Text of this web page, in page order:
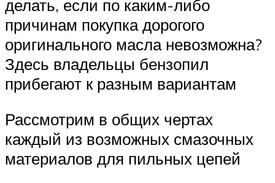
делать, если по каким-либо
причинам покупка дорогого
оригинального масла невозможна?
Здесь владельцы бензопил
прибегают к разным вариантам
Рассмотрим в общих чертах
каждый из возможных смазочных
материалов для пильных цепей